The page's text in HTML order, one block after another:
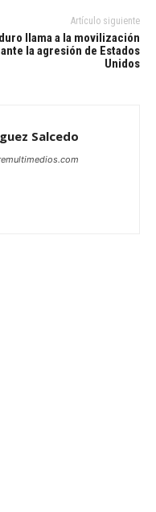
Artículo siguiente
llama a la movilización
ante la agresión de Estados
Unidos
Salcedo